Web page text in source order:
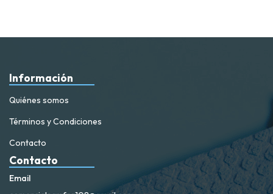
Información
Quiénes somos
Términos y Condiciones
Contacto
Contacto
Email